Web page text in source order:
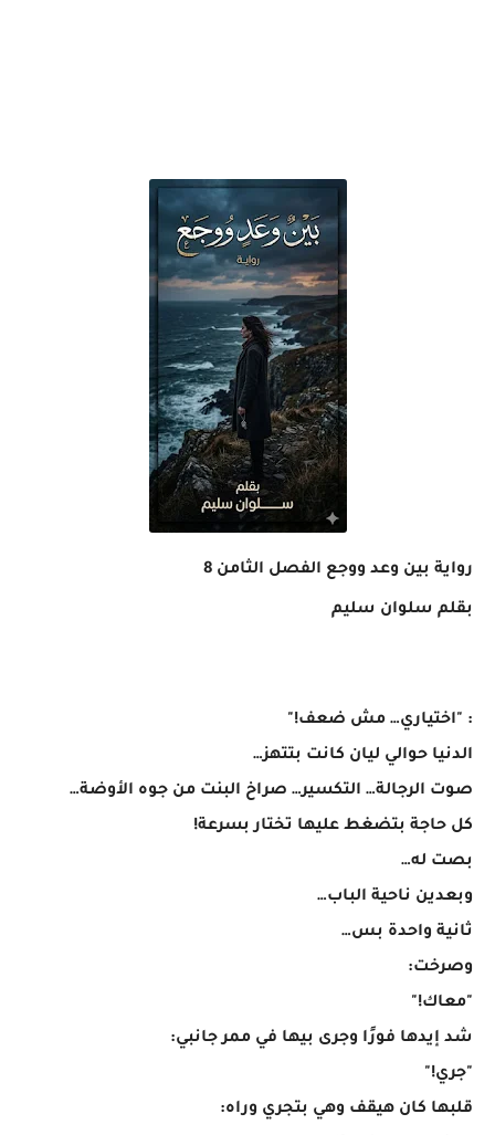
رواية بين وعد ووجع الفصل الثامن 8
بقلم سلوان سليم
: "اختياري… مش ضعف!"
الدنيا حوالي ليان كانت بتتهز…
صوت الرجالة… التكسير… صراخ البنت من جوه الأوضة…
كل حاجة بتضغط عليها تختار بسرعة!
بصت له…
وبعدين ناحية الباب…
ثانية واحدة بس…
وصرخت:
"معاك!"
شد إيدها فورًا وجرى بيها في ممر جانبي:
"جري!"
قلبها كان هيقف وهي بتجري وراه: